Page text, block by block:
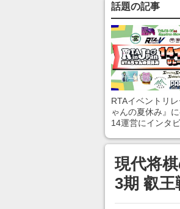
話題の記事
RTAイベントリ
ゃんの夏休み』
14運営にインタ
ンネルの貸し出
から1週間にわた
現代将
3期 叡王